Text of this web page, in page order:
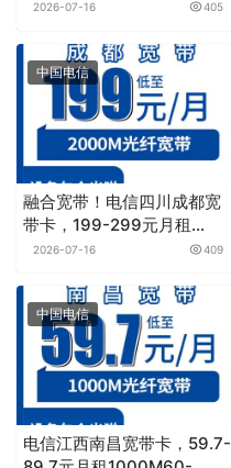
1000M30-460G+1000-
电信流量卡测评
2026-07-16 405
中国电信
融合宽带！电信四川成都宽
带卡，199-299元月租
2000M100-150G+1000-
2026-07-16 409
中国电信
电信江西南昌宽带卡，59.7-